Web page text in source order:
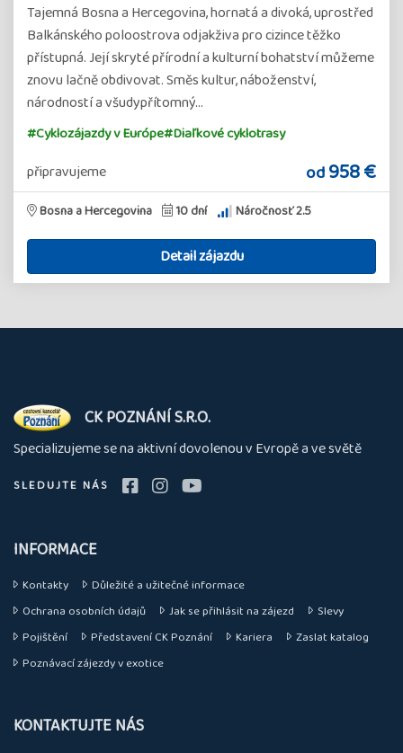
Tajemná Bosna a Hercegovina, hornatá a divoká, uprostřed
Balkánského poloostrova odjakživa pro cizince těžko
přístupná. Její skryté přírodní a kulturní bohatství můžeme
znovu lačně obdivovat. Směs kultur, náboženství,
národností a všudypřítomný…
#Cyklozájazdy v Európe#Diaľkové cyklotrasy
připravujeme od958 €
Bosna a Hercegovina 10 dní Náročnosť 2.5
Detail zájazdu
O
nás
CK POZNÁNÍ S.R.O.
Specializujeme se na aktivní dovolenou v Evropě a ve světě
SLEDUJTE NÁS
INFORMACE
Kontakty
Důležité a užitečné informace
Ochrana osobních údajů
Jak se přihlásit na zájezd
Slevy
Pojištění
Představení CK Poznání Kariera
Zaslat katalog
Poznávací zájezdy v exotice
KONTAKTUJTE NÁS